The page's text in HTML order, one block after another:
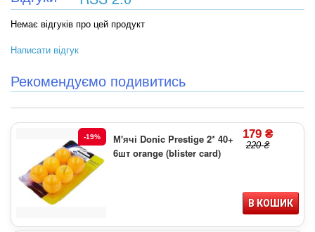
Немає відгуків про цей продукт
Написати відгук
Рекомендуємо подивитись
-19%
М'ячі Donic Prestige 2* 40+
6шт orange (blister card)
179 ₴
220 ₴
В КОШИК